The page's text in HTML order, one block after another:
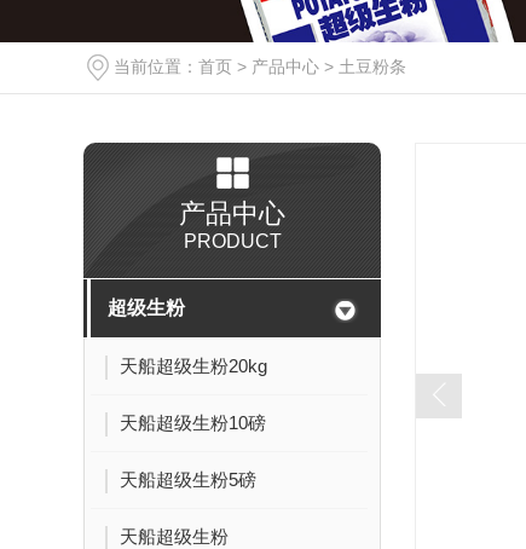
当前位置： 首页 > 产品中心 > 土豆粉条
产品中心
PRODUCT
超级生粉
天船超级生粉20kg
天船超级生粉10磅
天船超级生粉5磅
天船超级生粉